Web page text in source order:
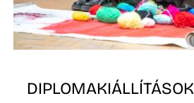
DIPLOMAKIÁLLÍTÁSOK